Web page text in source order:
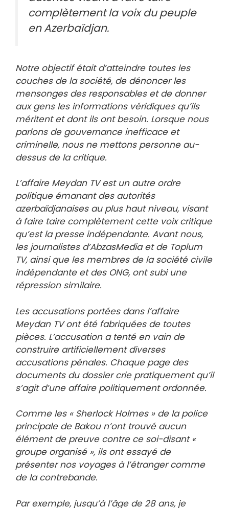
complètement la voix du peuple
en Azerbaïdjan.
Notre objectif était d’atteindre toutes les
couches de la société, de dénoncer les
mensonges des responsables et de donner
aux gens les informations véridiques qu’ils
méritent et dont ils ont besoin. Lorsque nous
parlons de gouvernance inefficace et
criminelle, nous ne mettons personne au-
dessus de la critique.
L’affaire Meydan TV est un autre ordre
politique émanant des autorités
azerbaïdjanaises au plus haut niveau, visant
à faire taire complètement cette voix critique
qu’est la presse indépendante. Avant nous,
les journalistes d’AbzasMedia et de Toplum
TV, ainsi que les membres de la société civile
indépendante et des ONG, ont subi une
répression similaire.
Les accusations portées dans l’affaire
Meydan TV ont été fabriquées de toutes
pièces. L’accusation a tenté en vain de
construire artificiellement diverses
accusations pénales. Chaque page des
documents du dossier crie pratiquement qu’il
s’agit d’une affaire politiquement ordonnée.
Comme les « Sherlock Holmes » de la police
principale de Bakou n’ont trouvé aucun
élément de preuve contre ce soi-disant «
groupe organisé », ils ont essayé de
présenter nos voyages à l’étranger comme
de la contrebande.
Par exemple, jusqu’à l’âge de 28 ans, je